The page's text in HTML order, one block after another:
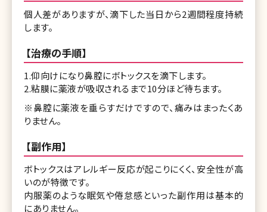
個人差がありますが、滴下した当日から2週間程度持続
します。
【治療の手順】
1.仰向けになり鼻腔にボトックスを滴下します。
2.粘膜に薬液が吸収されるまで10分ほど待ちます。
※鼻腔に薬液を垂らすだけですので、痛みはまったくあ
りません。
【副作用】
ボトックスはアレルギー反応が起こりにくく、安全性が高
いのが特徴です。
内服薬のような眠気や倦怠感といった副作用は基本的
にありません。